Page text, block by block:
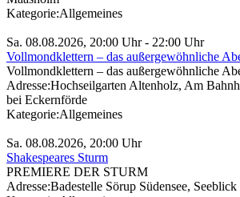
Kategorie:Allgemeines
Sa. 08.08.2026, 20:00 Uhr - 22:00 Uhr
Vollmondklettern – das außergewöhnliche
Vollmondklettern – das außergewöhnliche
Adresse:Hochseilgarten Altenholz, Am
bei Eckernförde
Kategorie:Allgemeines
Sa. 08.08.2026, 20:00 Uhr
Shakespeares Sturm
PREMIERE DER STURM
Adresse:Badestelle Sörup Südensee,